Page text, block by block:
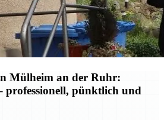
Mülheim an der Ruhr:
professionell, pünktlich und